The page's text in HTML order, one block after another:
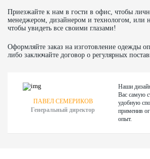
Приезжайте к нам в гости в офис, чтобы
менеджером, дизайнером и технологом, или
чтобы увидеть все своими глазами!
Оформляйте заказ на изготовление одежды
либо заключайте договор о регулярных
ПАВЕЛ СЕМЕРИКОВ
Генеральный директор
Наши
Вас самую
удобную
применив
опыт.